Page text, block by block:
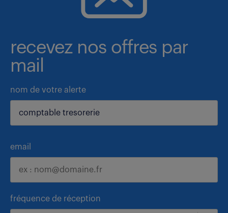
recevez nos offres par
mail
nom de votre alerte
email
fréquence de réception